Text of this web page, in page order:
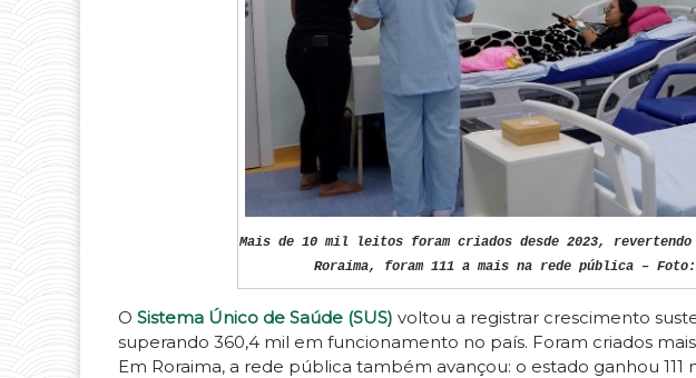
Mais de 10 mil leitos foram criados desde 2023, revertendo
Roraima, foram 111 a mais na rede pública – Foto:
O Sistema Único de Saúde (SUS) voltou a registrar crescimento
superando 360,4 mil em funcionamento no país. Foram criados
Em Roraima, a rede pública também avançou: o estado ganhou